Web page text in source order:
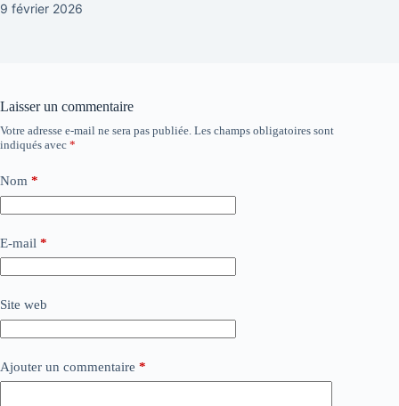
9 février 2026
Laisser un commentaire
Votre adresse e-mail ne sera pas publiée. Les champs obligatoires sont
indiqués avec *
Nom *
E-mail *
Site web
Ajouter un commentaire *